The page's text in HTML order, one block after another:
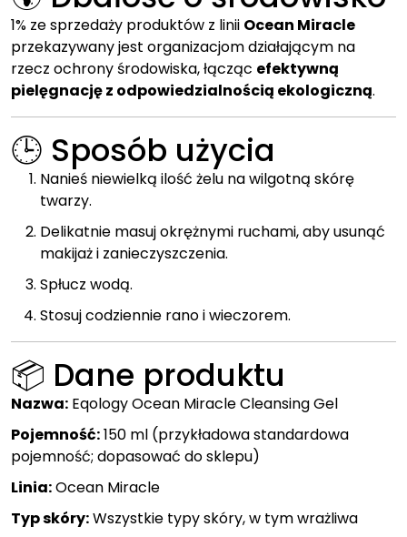
1% ze sprzedaży produktów z linii Ocean Miracle
przekazywany jest organizacjom działającym na
rzecz ochrony środowiska, łącząc efektywną
pielęgnację z odpowiedzialnością ekologiczną.
🕒 Sposób użycia
Nanieś niewielką ilość żelu na wilgotną skórę
twarzy.
Delikatnie masuj okrężnymi ruchami, aby usunąć
makijaż i zanieczyszczenia.
Spłucz wodą.
Stosuj codziennie rano i wieczorem.
📦 Dane produktu
Nazwa: Eqology Ocean Miracle Cleansing Gel
Pojemność:150 ml (przykładowa standardowa
pojemność; dopasować do sklepu)
Linia:Ocean Miracle
Typ skóry:Wszystkie typy skóry, w tym wrażliwa